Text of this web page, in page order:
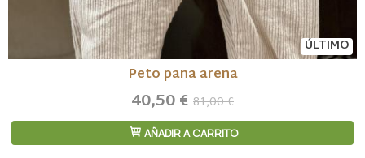
ÚLTIMO
Peto pana arena
40,50 € 81,00 €
AÑADIR A CARRITO